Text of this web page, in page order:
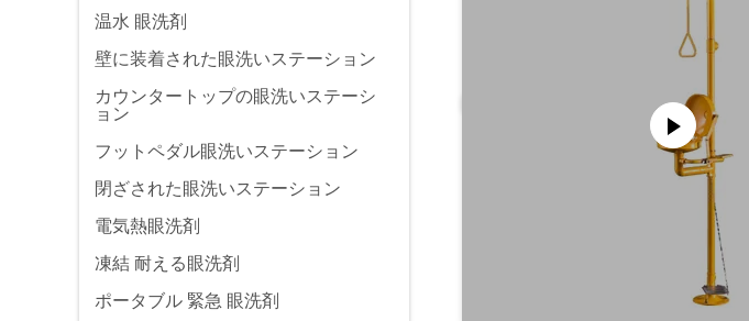
温水 眼洗剤
壁に装着された眼洗いステーション
カウンタートップの眼洗いステーシ
ョン
フットペダル眼洗いステーション
閉ざされた眼洗いステーション
電気熱眼洗剤
凍結 耐える眼洗剤
ポータブル 緊急 眼洗剤